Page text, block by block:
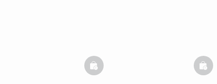
basketfull